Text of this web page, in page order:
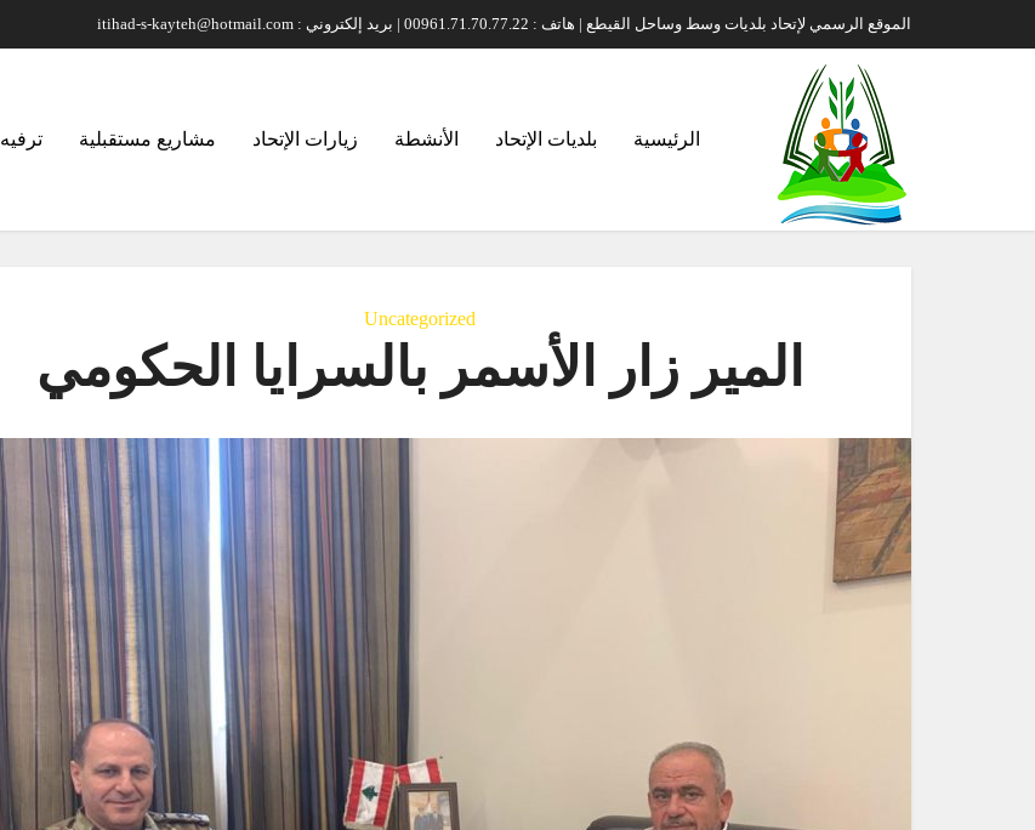
الموقع الرسمي لإتحاد بلديات وسط وساحل القيطع | هاتف : 00961.71.70.77.22 | بريد إلكتروني : itihad-s-kayteh@hotmail.com
الرئيسية بلديات الإتحاد الأنشطة زيارات الإتحاد مشاريع مستقبلية ترفيه
Uncategorized
المير زار الأسمر بالسرايا الحكومي